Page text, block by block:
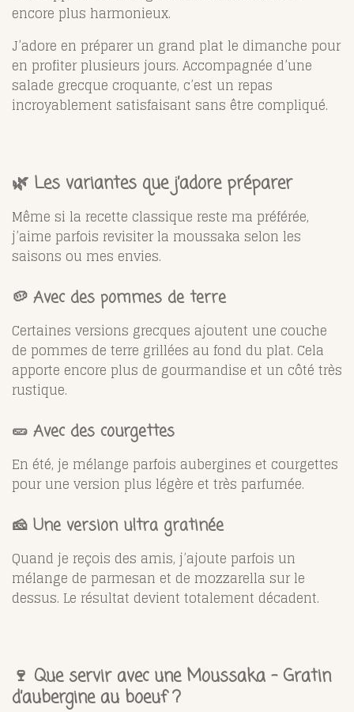
encore plus harmonieux.
J’adore en préparer un grand plat le dimanche pour
en profiter plusieurs jours. Accompagnée d’une
salade grecque croquante, c’est un repas
incroyablement satisfaisant sans être compliqué.
🌿 Les variantes que j’adore préparer
Même si la recette classique reste ma préférée,
j’aime parfois revisiter la moussaka selon les
saisons ou mes envies.
🥔 Avec des pommes de terre
Certaines versions grecques ajoutent une couche
de pommes de terre grillées au fond du plat. Cela
apporte encore plus de gourmandise et un côté très
rustique.
🥒 Avec des courgettes
En été, je mélange parfois aubergines et courgettes
pour une version plus légère et très parfumée.
🧀 Une version ultra gratinée
Quand je reçois des amis, j’ajoute parfois un
mélange de parmesan et de mozzarella sur le
dessus. Le résultat devient totalement décadent.
🍷 Que servir avec une Moussaka – Gratin
d’aubergine au boeuf ?